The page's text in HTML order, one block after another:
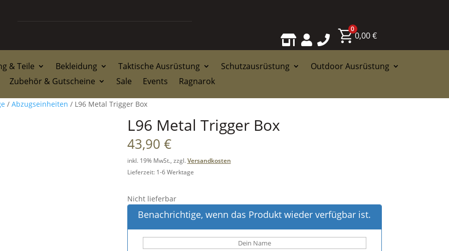
  
0
0,00€
& Teile Bekleidung Taktische Ausrüstung Schutzausrüstung
Outdoor Ausrüstung
Zubehör & Gutscheine
Sale Events Ragnarok
/ Abzugseinheiten / L96 Metal Trigger Box
L96 Metal Trigger Box
43,90 €
inkl. 19% MwSt., zzgl.Versandkosten
Lieferzeit: 1-6 Werktage
Nicht lieferbar
Benachrichtige, wenn das Produkt wieder verfügbar ist.